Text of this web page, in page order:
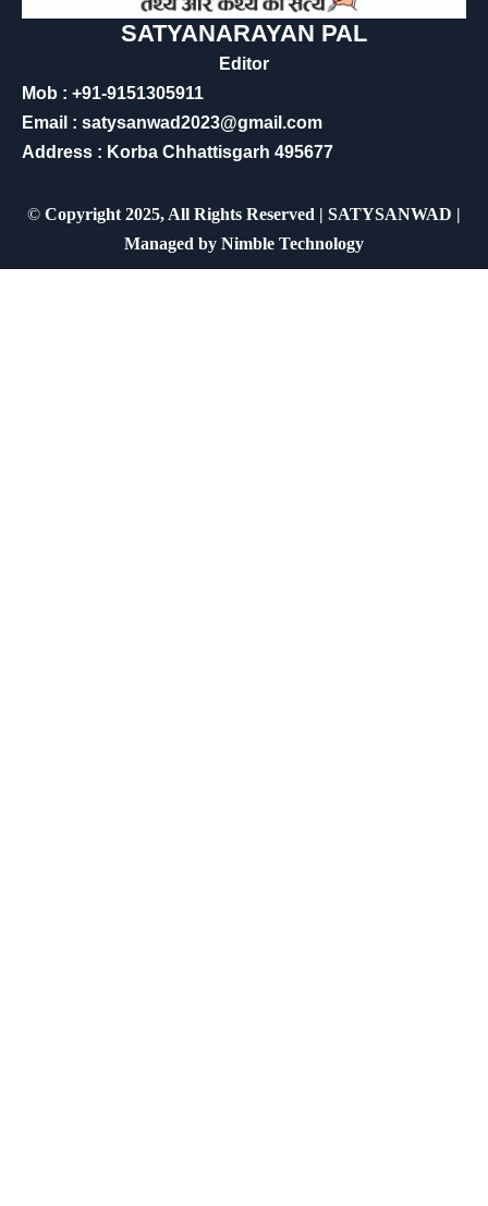
SATYANARAYAN PAL
Editor
Mob : +91-9151305911
Email : satysanwad2023@gmail.com
Address : Korba Chhattisgarh 495677
© Copyright 2025, All Rights Reserved | SATYSANWAD |
Managed by Nimble Technology